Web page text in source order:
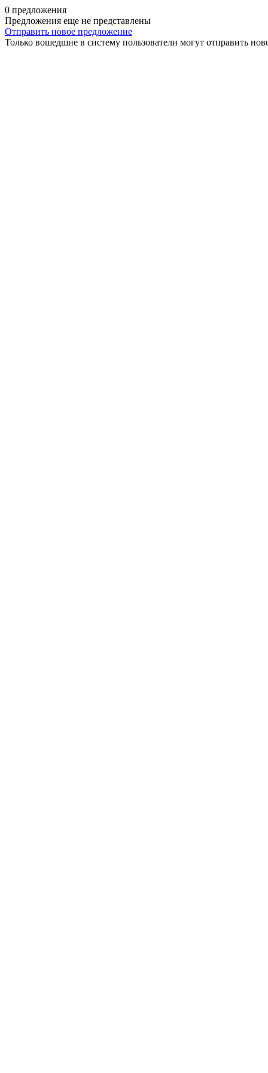
0 предложения
Предложения еще не представлены
Отправить новое предложение
Только вошедшие в систему пользователи могут отправить